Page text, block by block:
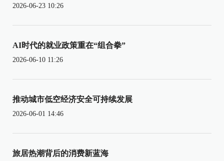
2026-06-23 10:26
AI时代的就业政策重在“组合拳”
2026-06-10 11:26
推动城市低空经济安全可持续发展
2026-06-01 14:46
旅居热潮背后的消费新蓝海